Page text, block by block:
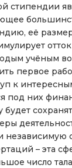
стипендии
её
учёным
первое
к
под них
независимую
– эта
число